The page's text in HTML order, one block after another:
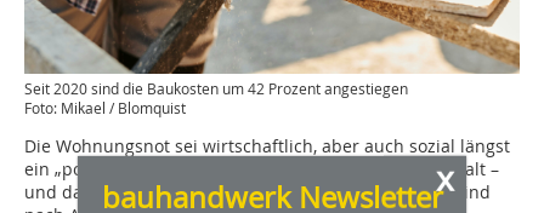
Seit 2020 sind die Baukosten um 42 Prozent angestiegen
Foto: Mikael / Blomquist
Die Wohnungsnot sei wirtschaftlich, aber auch sozial längst
ein „politischer Risikofaktor“. Jeder dritte Mieterhaushalt –
und damit über 7 Millionen Haushalte bundesweit – sind
x
bauhandwerk Newsletter